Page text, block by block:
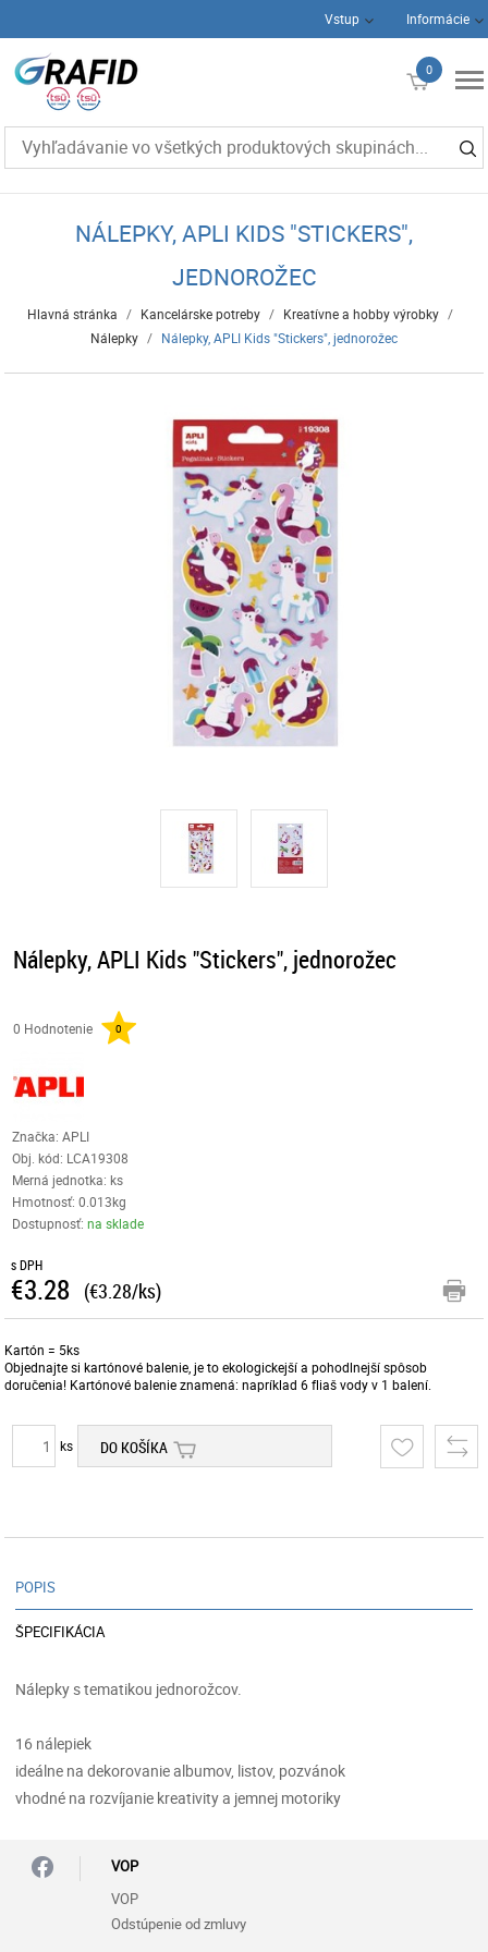
Vstup Informácie
0
€0
NÁLEPKY, APLI KIDS "STICKERS",
JEDNOROŽEC
Hlavná stránka / Kancelárske potreby / Kreatívne a hobby výrobky /
Nálepky / Nálepky, APLI Kids "Stickers", jednorožec
Nálepky, APLI Kids "Stickers", jednorožec
0 Hodnotenie 0
Značka: APLI
Obj. kód: LCA19308
Merná jednotka: ks
Hmotnosť: 0.013kg
Dostupnosť:na sklade
s DPH
€3.28 (€3.28/ks)
Kartón = 5ks
Objednajte si kartónové balenie, je to ekologickejší a pohodlnejší spôsob
doručenia! Kartónové balenie znamená: napríklad 6 fliaš vody v 1 balení.
ks DO KOŠÍKA
POPIS
ŠPECIFIKÁCIA
Nálepky s tematikou jednorožcov.
16 nálepiek
ideálne na dekorovanie albumov, listov, pozvánok
vhodné na rozvíjanie kreativity a jemnej motoriky
VOP
VOP
Odstúpenie od zmluvy